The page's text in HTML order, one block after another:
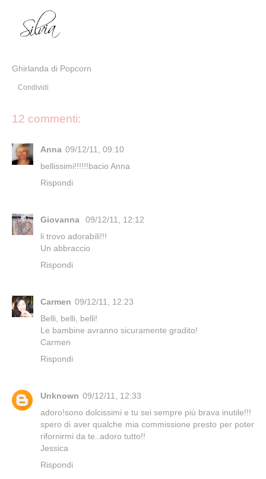
Ghirlanda di Popcorn
Condividi
12 commenti:
Anna 09/12/11, 09:10
bellissimi!!!!!!bacio Anna
Rispondi
Giovanna
09/12/11, 12:12
li trovo adorabili!!!
Un abbraccio
Rispondi
Carmen 09/12/11, 12:23
Belli, belli, belli!
Le bambine avranno sicuramente gradito!
Carmen
Rispondi
Unknown 09/12/11, 12:33
adoro!sono dolcissimi e tu sei sempre più brava inutile!!!
spero di aver qualche mia commissione presto per poter
rifornirmi da te..adoro tutto!!
Jessica
Rispondi